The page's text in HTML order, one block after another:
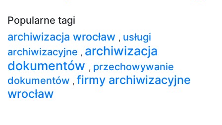
Popularne tagi
archiwizacja wrocław , usługi
archiwizacyjne , archiwizacja
dokumentów , przechowywanie
dokumentów , firmy archiwizacyjne
wrocław